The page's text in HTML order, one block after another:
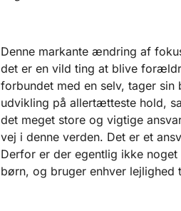
Denne markante ændring af
det er en vild ting at blive
forbundet med en selv, tager sin
udvikling på allertætteste hold,
det meget store og vigtige
vej i denne verden. Det er et
Derfor er der egentlig ikke
børn, og bruger enhver lejlighed